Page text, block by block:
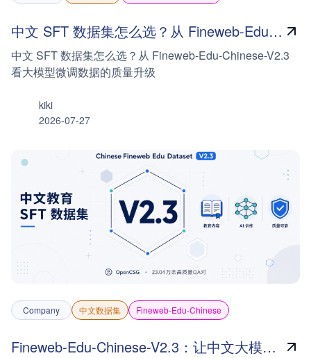
中文 SFT 数据集怎么选？从 Fineweb-Edu-Chinese-V2.3 看大模型微调数据的质量升级
中文 SFT 数据集怎么选？从 Fineweb-Edu-Chinese-V2.3
看大模型微调数据的质量升级
kiki
2026-07-27
Company 中文数据集 Fineweb-Edu-Chinese
Fineweb-Edu-Chinese-V2.3：让中文大模型微调从“有数据”走向“有价值的数据”